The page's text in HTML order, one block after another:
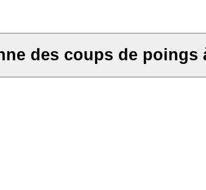
des coups de